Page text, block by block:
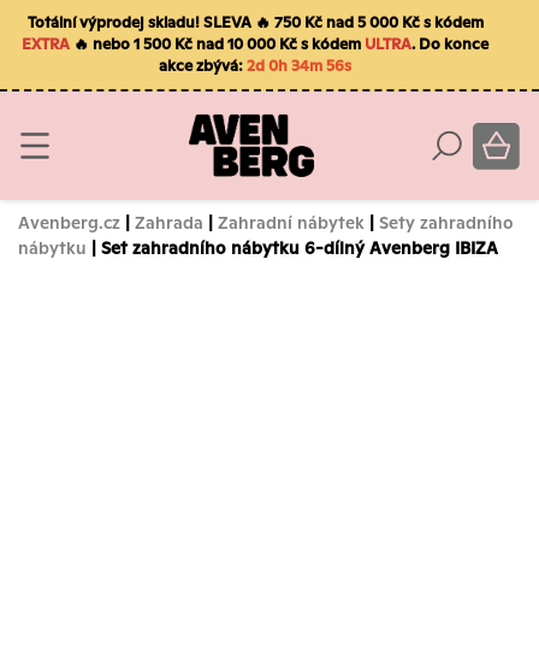
Totální výprodej skladu! SLEVA 🔥 750 Kč nad 5 000 Kč s kódem
EXTRA 🔥 nebo 1 500 Kč nad 10 000 Kč s kódem ULTRA. Do konce
akce zbývá:2d 0h 34m 55s
Avenberg.cz | Zahrada | Zahradní nábytek | Sety zahradního
nábytku | Set zahradního nábytku 6-dílný Avenberg IBIZA